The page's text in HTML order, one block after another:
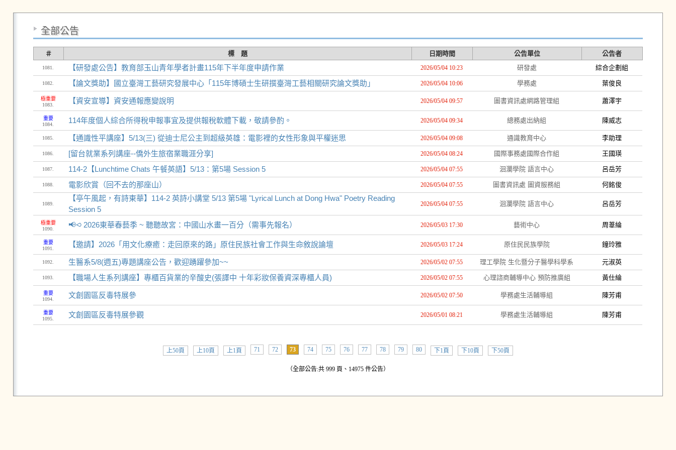
全部公告
＃ 標 題 日期時間 公告單位 公告者
1081. 【研發處公告】教育部玉山青年學者計畫115年下半年度申請作業 2026/05/04 10:23 研發處 綜合企劃組
1082. 【論文獎助】國立臺灣工藝研究發展中心「115年博碩士生研撰臺灣工藝相關研究論文獎助」 2026/05/04 10:06 學務處 葉俊良
極重要
1083.
【資安宣導】資安通報應變說明 2026/05/04 09:57 圖書資訊處網路管理組 蕭澤宇
重要
1084.
114年度個人綜合所得稅申報事宜及提供報稅軟體下載，敬請參酌。 2026/05/04 09:34 總務處出納組 陳威志
1085. 【通識性平講座】5/13(三) 從迪士尼公主到超級英雄：電影裡的女性形象與平權迷思 2026/05/04 09:08 通識教育中心 李助理
1086. [留台就業系列講座--僑外生旅宿業職涯分享] 2026/05/04 08:24 國際事務處國際合作組 王國瑛
1087. 114-2【Lunchtime Chats 午餐英語】5/13：第5場 Session 5 2026/05/04 07:55 洄瀾學院 語言中心 呂岳芳
1088. 電影欣賞（回不去的那座山） 2026/05/04 07:55 圖書資訊處 圖資服務組 何銘俊
1089.
【亭午風起，有詩東華】114-2 英詩小講堂 5/13 第5場 "Lyrical Lunch at Dong Hwa" Poetry Reading
Session 5
2026/05/04 07:55 洄瀾學院 語言中心 呂岳芳
極重要
1090.
📢⪦ 2026東華春藝季 ~ 聽聽故宮：中國山水畫一百分（需事先報名） 2026/05/03 17:30 藝術中心 周葦綸
重要
1091.
【邀請】2026「用文化療癒：走回原來的路」原住民族社會工作與生命敘說論壇 2026/05/03 17:24 原住民民族學院 鐘玲雅
1092. 生醫系5/8(週五)專題講座公告，歡迎踴躍參加~~ 2026/05/02 07:55 理工學院 生化暨分子醫學科學系 元淑英
1093. 【職場人生系列講座】專櫃百貨業的辛酸史(張譯中 十年彩妝保養資深專櫃人員) 2026/05/02 07:55 心理諮商輔導中心 預防推廣組 黃仕綸
重要
1094.
文創園區反毒特展參 2026/05/02 07:50 學務處生活輔導組 陳芳甫
重要
1095.
文創園區反毒特展參觀 2026/05/01 08:21 學務處生活輔導組 陳芳甫
上50頁 上10頁 上1頁 71 72 73 74 75 76 77 78 79 80 下1頁 下10頁 下50頁
（全部公告:共 999 頁、14975 件公告）